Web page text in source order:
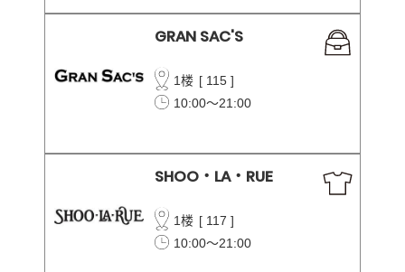
GRAN SAC'S
1楼 [115 ]
10:00～21:00
SHOO・LA・RUE
1楼 [117 ]
10:00～21:00